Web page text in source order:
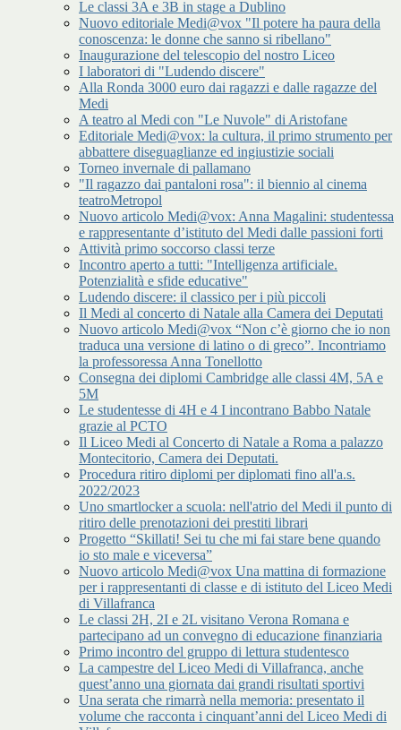
Le classi 3A e 3B in stage a Dublino
Nuovo editoriale Medi@vox "Il potere ha paura della
conoscenza: le donne che sanno si ribellano"
Inaugurazione del telescopio del nostro Liceo
I laboratori di "Ludendo discere"
Alla Ronda 3000 euro dai ragazzi e dalle ragazze del
Medi
A teatro al Medi con "Le Nuvole" di Aristofane
Editoriale Medi@vox: la cultura, il primo strumento per
abbattere diseguaglianze ed ingiustizie sociali
Torneo invernale di pallamano
"Il ragazzo dai pantaloni rosa": il biennio al cinema
teatroMetropol
Nuovo articolo Medi@vox: Anna Magalini: studentessa
e rappresentante d’istituto del Medi dalle passioni forti
Attività primo soccorso classi terze
Incontro aperto a tutti: "Intelligenza artificiale.
Potenzialità e sfide educative"
Ludendo discere: il classico per i più piccoli
Il Medi al concerto di Natale alla Camera dei Deputati
Nuovo articolo Medi@vox “Non c’è giorno che io non
traduca una versione di latino o di greco”. Incontriamo
la professoressa Anna Tonellotto
Consegna dei diplomi Cambridge alle classi 4M, 5A e
5M
Le studentesse di 4H e 4 I incontrano Babbo Natale
grazie al PCTO
Il Liceo Medi al Concerto di Natale a Roma a palazzo
Montecitorio, Camera dei Deputati.
Procedura ritiro diplomi per diplomati fino all'a.s.
2022/2023
Uno smartlocker a scuola: nell'atrio del Medi il punto di
ritiro delle prenotazioni dei prestiti librari
Progetto “Skillati! Sei tu che mi fai stare bene quando
io sto male e viceversa”
Nuovo articolo Medi@vox Una mattina di formazione
per i rappresentanti di classe e di istituto del Liceo Medi
di Villafranca
Le classi 2H, 2I e 2L visitano Verona Romana e
partecipano ad un convegno di educazione finanziaria
Primo incontro del gruppo di lettura studentesco
La campestre del Liceo Medi di Villafranca, anche
quest’anno una giornata dai grandi risultati sportivi
Una serata che rimarrà nella memoria: presentato il
volume che racconta i cinquant’anni del Liceo Medi di